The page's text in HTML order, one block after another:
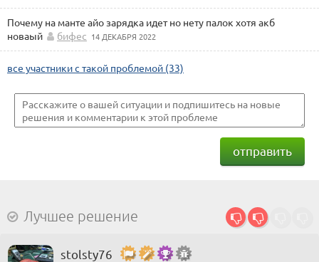
Почему на манте айо зарядка идет но нету палок хотя акб
новаый
бифес 14 ДЕКАБРЯ 2022
все участники с такой проблемой (33)
отправить
Лучшее решение
stolsty76